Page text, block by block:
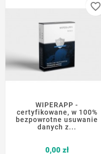
WIPERAPP -
certyfikowane, w 100%
bezpowrotne usuwanie
danych z...
0,00 złCena
favorite_border